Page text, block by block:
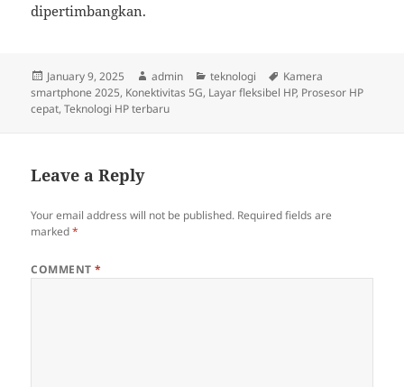
dipertimbangkan.
Posted
on
January 9, 2025 Author
admin Categories
teknologi Tags
Kamera
smartphone 2025, Konektivitas 5G, Layar fleksibel HP, Prosesor HP
cepat,Teknologi HP terbaru
Leave a Reply
Your email address will not be published. Required fields are
marked*
COMMENT*